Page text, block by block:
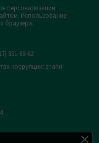
персонализации
Использование
браузера.
851-69-62
коррупции: shahri-